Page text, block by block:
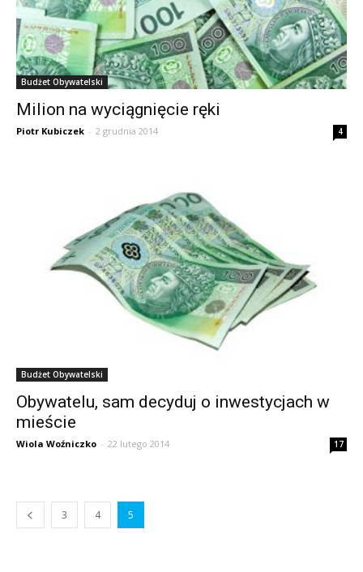
Budżet Obywatelski
Milion na wyciągnięcie ręki
Piotr Kubiczek - 2 grudnia 2014 4
Budżet Obywatelski
Obywatelu, sam decyduj o inwestycjach w
mieście
Wiola Woźniczko - 22 lutego 2014 17
3 4 5